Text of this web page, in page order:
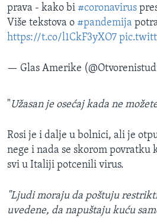
prava - kako bi #coronavirus
Više tekstova o #pandemija
https://t.co/l1CkF3yXO7
— Glas Amerike
"Užasan je osećaj kada ne
Rosi je i dalje u bolnici, ali je
nege i nada se skorom povratku
svi u Italiji potcenili virus.
"Ljudi moraju da poštuju
uvedene, da napuštaju kuću